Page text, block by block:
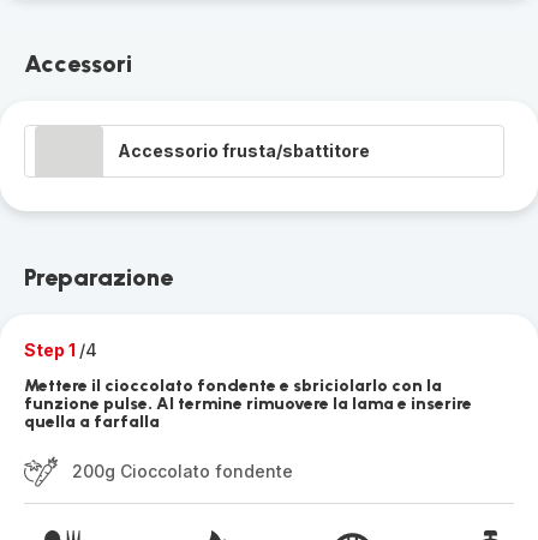
Accessori
Accessorio frusta/sbattitore
Preparazione
Step 1 /4
Mettere il cioccolato fondente e sbriciolarlo con la
funzione pulse. Al termine rimuovere la lama e inserire
quella a farfalla
200g Cioccolato fondente